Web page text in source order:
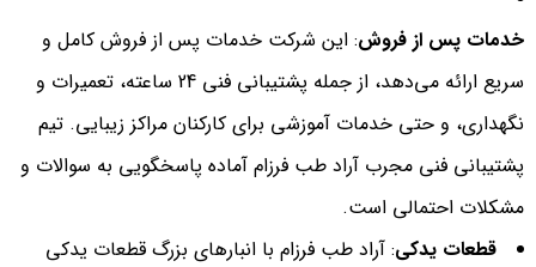
خدمات پس از فروش: این شرکت خدمات پس از فروش کامل و
سریع ارائه می‌دهد، از جمله پشتیبانی فنی 24 ساعته، تعمیرات و
نگهداری، و حتی خدمات آموزشی برای کارکنان مراکز زیبایی. تیم
پشتیبانی فنی مجرب آراد طب فرزام آماده پاسخگویی به سوالات و
مشکلات احتمالی است.
قطعات یدکی: آراد طب فرزام با انبارهای بزرگ قطعات یدکی